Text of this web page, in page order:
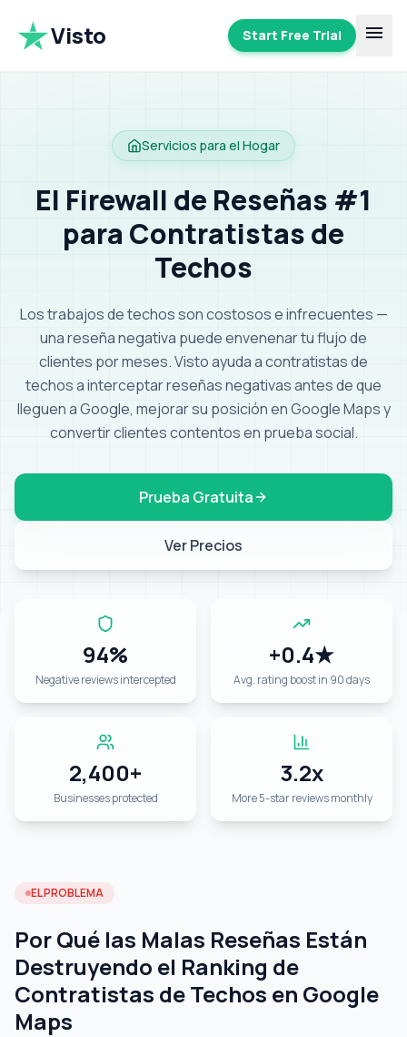
Visto Start Free Trial menu
Servicios para el Hogar
El Firewall de Reseñas #1
para Contratistas de
Techos
Los trabajos de techos son costosos e infrecuentes —
una reseña negativa puede envenenar tu flujo de
clientes por meses.Visto ayuda a contratistas de
techos a interceptar reseñas negativas antes de que
lleguen a Google, mejorar su posición en Google Maps y
convertir clientes contentos en prueba social.
Prueba Gratuita
Ver Precios
94%
Negative reviews intercepted
+0.4★
Avg. rating boost in 90 days
2,400+
Businesses protected
3.2x
More 5-star reviews monthly
EL PROBLEMA
Por Qué las Malas Reseñas Están
Destruyendo el Ranking de
Contratistas de Techos en Google
Maps